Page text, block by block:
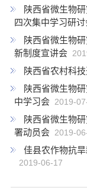
陕西省微生物
四次集中学习研讨
陕西省微生物
新制度宣讲会
陕西省农村科
陕西省微生物
中学习会 2019-
陕西省微生物
署动员会 2019-
佳县农作物抗
2019-06-17